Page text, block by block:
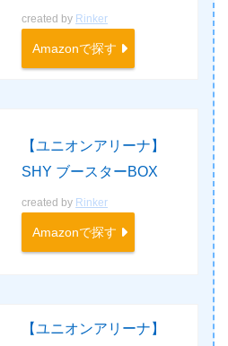
created by Rinker
Amazonで探す
【ユニオンアリーナ】
SHY ブースターBOX
created by Rinker
Amazonで探す
【ユニオンアリーナ】